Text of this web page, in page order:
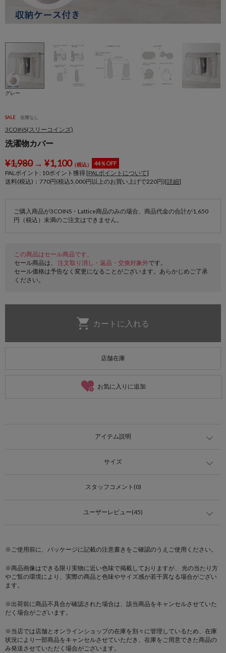
グレー
SALE 在庫なし
3COINS(スリーコインズ)
洗濯物カバー
¥1,980→ ¥1,100（税込） 44％OFF
PALポイント: 10ポイント獲得 [PALポイントについて]
送料(税込)：770円(税込5,000円以上のお買い上げで220円)[詳細]
ご購入商品が3COINS・Lattice商品のみの場合、商品代金の合計が1,650
円（税込）未満のご注文はできません。
この商品はセール商品です。
セール商品は、 注文取り消し・返品・交換対象外です。
セール価格は予告なく変更になることがございます。あらかじめご了承
ください。
店舗在庫
お気に入りに追加
アイテム説明
サイズ
スタッフコメント(0)
ユーザーレビュー(45)
※ご使用前に、パッケージに記載の注意書きをご確認のうえご使用ください。
※商品画像はできる限り実物に近い色味で掲載しておりますが、 光の当たり方
やご覧の環境により、実際の商品と色味やサイズ感が若干異なる場合がござい
ます。
※出荷前に商品不具合が確認された場合は、該当商品をキャンセルさせていた
だく場合がございます。
※当店では店舗とオンラインショップの在庫を別々に管理しているため、在庫
状況により一部商品をキャンセルさせていただき、在庫をご用意できた商品の
み発送させていただく場合がございます。